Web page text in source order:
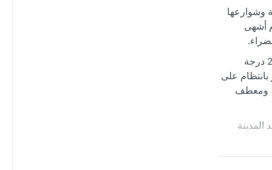
وشوارعها
أشهى
مناخ راندرس يصنف ضمن المناخ القاري الرطب (Dfb)، حيث يكون الصيف معتدلاً ودافئاً نسبياً، بمتوسط درجات حرارة تتراوح بين 15 و25 درجة
على
ومعطف